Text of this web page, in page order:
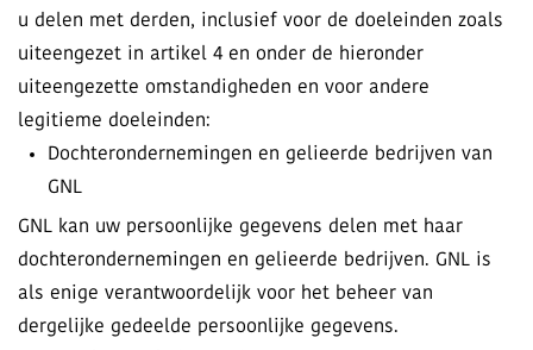
u delen met derden, inclusief voor de doeleinden zoals
uiteengezet in artikel 4 en onder de hieronder
uiteengezette omstandigheden en voor andere
legitieme doeleinden:
Dochterondernemingen en gelieerde bedrijven van
GNL
GNL kan uw persoonlijke gegevens delen met haar
dochterondernemingen en gelieerde bedrijven. GNL is
als enige verantwoordelijk voor het beheer van
dergelijke gedeelde persoonlijke gegevens.